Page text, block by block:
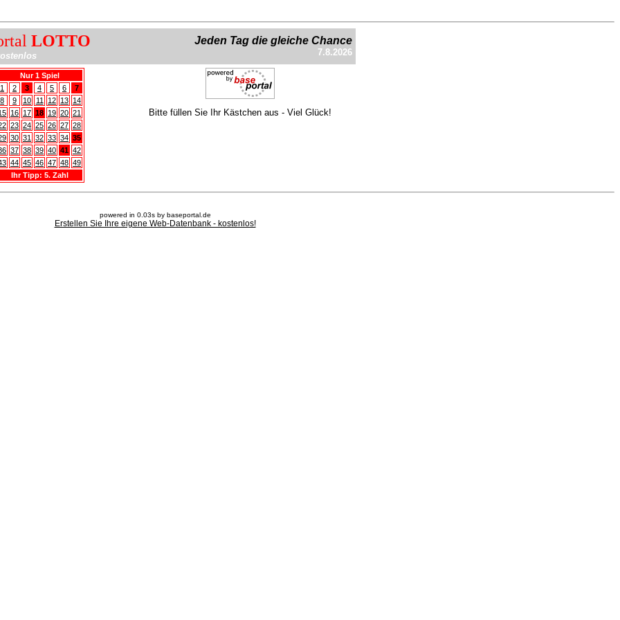
LOTTO Jeden Tag die gleiche Chance
7.8.2026
Nur 1 Spiel
1
2 3 4 5 6
7
8
9 10 11 12 13 14
16 17 18 19 20 21
23 24 25 26 27 28
30 31 32 33 34 35
37 38 39 40 41 42
44 45 46 47 48 49
Ihr Tipp: 5. Zahl
Bitte füllen Sie Ihr Kästchen aus - Viel Glück!
powered in 0.03s by baseportal.de
Erstellen Sie Ihre eigene Web-Datenbank - kostenlos!